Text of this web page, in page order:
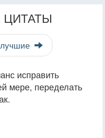
исправить
мере, переделать